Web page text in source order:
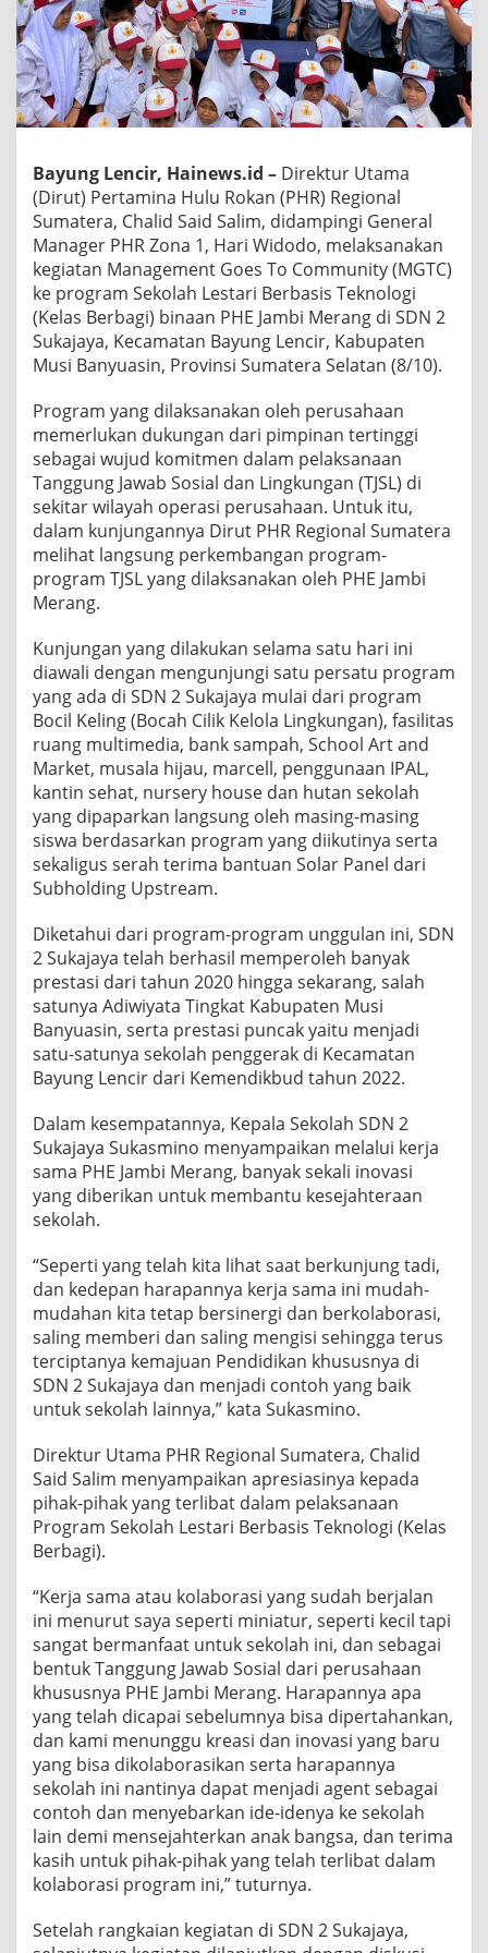
Bayung Lencir, Hainews.id – Direktur Utama
(Dirut) Pertamina Hulu Rokan (PHR) Regional
Sumatera, Chalid Said Salim, didampingi General
Manager PHR Zona 1, Hari Widodo, melaksanakan
kegiatan Management Goes To Community (MGTC)
ke program Sekolah Lestari Berbasis Teknologi
(Kelas Berbagi) binaan PHE Jambi Merang di SDN 2
Sukajaya, Kecamatan Bayung Lencir, Kabupaten
Musi Banyuasin, Provinsi Sumatera Selatan (8/10).
Program yang dilaksanakan oleh perusahaan
memerlukan dukungan dari pimpinan tertinggi
sebagai wujud komitmen dalam pelaksanaan
Tanggung Jawab Sosial dan Lingkungan (TJSL) di
sekitar wilayah operasi perusahaan. Untuk itu,
dalam kunjungannya Dirut PHR Regional Sumatera
melihat langsung perkembangan program-
program TJSL yang dilaksanakan oleh PHE Jambi
Merang.
Kunjungan yang dilakukan selama satu hari ini
diawali dengan mengunjungi satu persatu program
yang ada di SDN 2 Sukajaya mulai dari program
Bocil Keling (Bocah Cilik Kelola Lingkungan), fasilitas
ruang multimedia, bank sampah, School Art and
Market, musala hijau, marcell, penggunaan IPAL,
kantin sehat, nursery house dan hutan sekolah
yang dipaparkan langsung oleh masing-masing
siswa berdasarkan program yang diikutinya serta
sekaligus serah terima bantuan Solar Panel dari
Subholding Upstream.
Diketahui dari program-program unggulan ini, SDN
2 Sukajaya telah berhasil memperoleh banyak
prestasi dari tahun 2020 hingga sekarang, salah
satunya Adiwiyata Tingkat Kabupaten Musi
Banyuasin, serta prestasi puncak yaitu menjadi
satu-satunya sekolah penggerak di Kecamatan
Bayung Lencir dari Kemendikbud tahun 2022.
Dalam kesempatannya, Kepala Sekolah SDN 2
Sukajaya Sukasmino menyampaikan melalui kerja
sama PHE Jambi Merang, banyak sekali inovasi
yang diberikan untuk membantu kesejahteraan
sekolah.
“Seperti yang telah kita lihat saat berkunjung tadi,
dan kedepan harapannya kerja sama ini mudah-
mudahan kita tetap bersinergi dan berkolaborasi,
saling memberi dan saling mengisi sehingga terus
terciptanya kemajuan Pendidikan khususnya di
SDN 2 Sukajaya dan menjadi contoh yang baik
untuk sekolah lainnya,” kata Sukasmino.
Direktur Utama PHR Regional Sumatera, Chalid
Said Salim menyampaikan apresiasinya kepada
pihak-pihak yang terlibat dalam pelaksanaan
Program Sekolah Lestari Berbasis Teknologi (Kelas
Berbagi).
“Kerja sama atau kolaborasi yang sudah berjalan
ini menurut saya seperti miniatur, seperti kecil tapi
sangat bermanfaat untuk sekolah ini, dan sebagai
bentuk Tanggung Jawab Sosial dari perusahaan
khususnya PHE Jambi Merang. Harapannya apa
yang telah dicapai sebelumnya bisa dipertahankan,
dan kami menunggu kreasi dan inovasi yang baru
yang bisa dikolaborasikan serta harapannya
sekolah ini nantinya dapat menjadi agent sebagai
contoh dan menyebarkan ide-idenya ke sekolah
lain demi mensejahterkan anak bangsa, dan terima
kasih untuk pihak-pihak yang telah terlibat dalam
kolaborasi program ini,” tuturnya.
Setelah rangkaian kegiatan di SDN 2 Sukajaya,